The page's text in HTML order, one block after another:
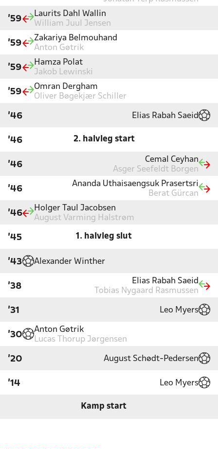
'59
Laurits Dahl Wallin
William Juul Jensen
'59
Zakariya Belmouhand
Anton Gøtrik
'59
Hamza Polat
Jakob Lewinski
'59
Omran Dergham
Oliver Bøgekjær Schiller
'46 Elias Rabah Saeid
'46 2. halvleg start
'46
Cemal Ceyhan
Asger Seefeldt Borgen
'46
Ananda Uthaisaengsuk Prasertsri
Berat Gürcan
'46
Holger Taul Jacobsen
August Varming Halstrøm
'45 1. halvleg slut
'43 Alexander Winther
'38
Elias Rabah Saeid
Tobias Nygaard Rasmussen
'31 Leo Myers
'30
Anton Gøtrik
Lucas Thorup Jørgensen
'20 August Schødt-Pedersen
'14 Leo Myers
Kamp start